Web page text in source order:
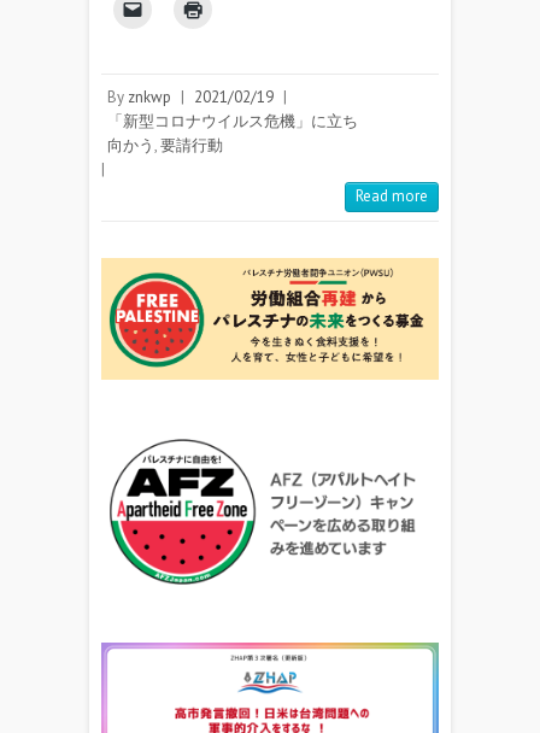
By znkwp | 2021/02/19 |
「新型コロナウイルス危機」に立ち
向かう,要請行動
|
Read more